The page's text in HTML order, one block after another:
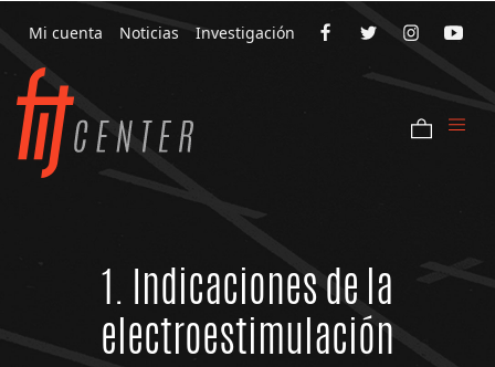
Mi cuenta Noticias Investigación
1. Indicaciones de la
electroestimulación